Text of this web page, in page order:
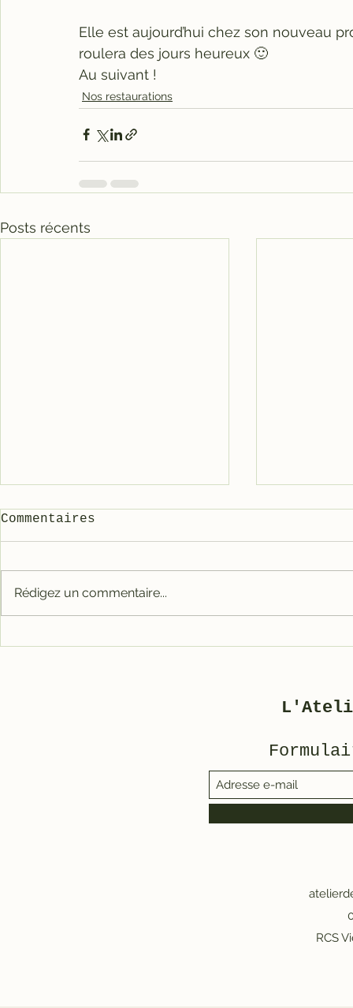
Elle est aujourd’hui chez son nouveau
roulera des jours heureux 🙂
Au suivant !
Nos restaurations
Posts récents
3800 bleu
Commentaires
Rédigez un commentaire...
RCS